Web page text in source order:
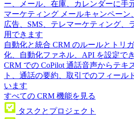
ー、メール、在庫、カレンダーに手
マーケティング メールキャンペー
広告、SMS、テレマーケティング、
用できます
自動化と統合 CRM のルールとトリ
化、自動化ファネル、API を設定で
CRM での CoPilot 通話音声からテキ
ト、通話の要約、取引でのフィール
います
すべての CRM 機能を見る
タスクとプロジェクト